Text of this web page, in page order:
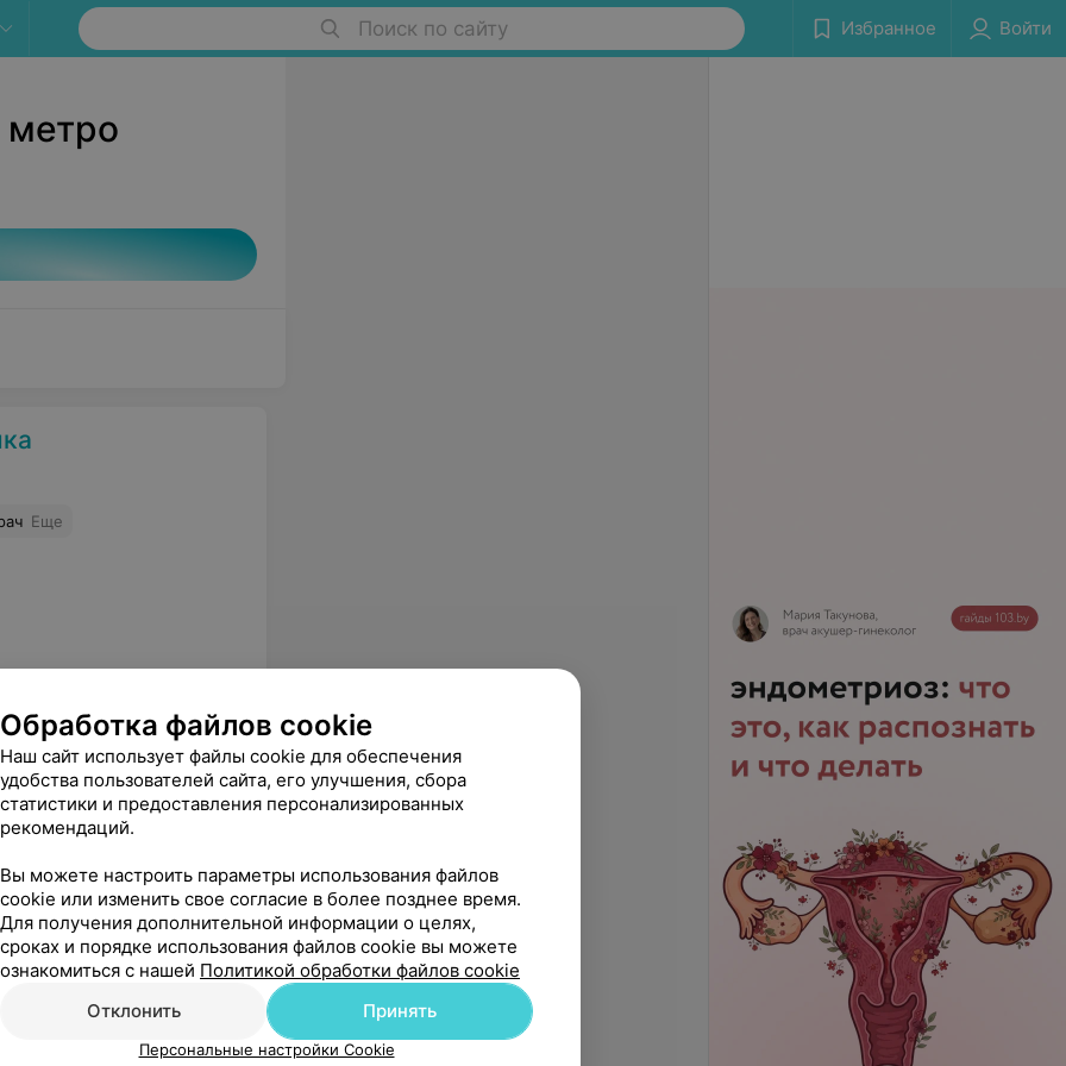
Поиск по сайту Избранное Войти
метро
Еще
подхода. Всегда получаем понятные разъяснения, грамотные рекомендации и поддержку. Особенно ценю доброжелательное отношение к детям и родителям, умение выслушать и найти решение даже в непростых ситуациях. Спасибо за ваш нелегкий труд, ответственность и преданность своему делу. Такие специалисты вызывают доверие и заслуживают самых высоких оценок. От всей души рекомендую!
Обработка файлов cookie
Наш сайт использует файлы cookie для обеспечения
удобства пользователей сайта, его улучшения, сбора
статистики и предоставления персонализированных
рекомендаций.
Вы можете настроить параметры использования файлов
cookie или изменить свое согласие в более позднее время.
Для получения дополнительной информации о целях,
сроках и порядке использования файлов cookie вы можете
ознакомиться с нашей Политикой обработки файлов cookie
Отклонить
Принять
Персональные настройки Cookie